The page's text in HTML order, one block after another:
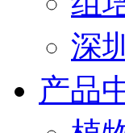
深
产品